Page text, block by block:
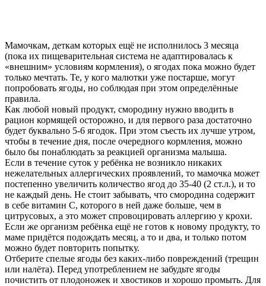
Мамочкам, деткам которых ещё не исполнилось 3 месяца
(пока их пищеварительная система не адаптировалась к
«внешним» условиям кормления), о ягодах пока можно будет
только мечтать. Те, у кого малютки уже постарше, могут
попробовать ягоды, но соблюдая при этом определённые
правила.
Как любой новый продукт, смородину нужно вводить в
рацион кормящей осторожно, и для первого раза достаточно
будет буквально 5-6 ягодок. При этом съесть их лучше утром,
чтобы в течение дня, после очередного кормления, можно
было бы понаблюдать за реакцией организма малыша.
Если в течение суток у ребёнка не возникло никаких
нежелательных аллергических проявлений, то мамочка может
постепенно увеличить количество ягод до 35-40 (2 ст.л.), и то
не каждый день. Не стоит забывать, что смородина содержит
в себе витамин С, которого в ней даже больше, чем в
цитрусовых, а это может спровоцировать аллергию у крохи.
Если же организм ребёнка ещё не готов к новому продукту, то
маме придётся подождать месяц, а то и два, и только потом
можно будет повторить попытку.
Отберите спелые ягоды без каких-либо повреждений (трещин
или налёта). Перед употреблением не забудьте ягоды
почистить от плодоножек и хвостиков и хорошо промыть. Для